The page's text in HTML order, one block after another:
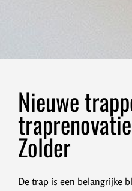
Nieuwe
Zolder
De trap is een belangrijke